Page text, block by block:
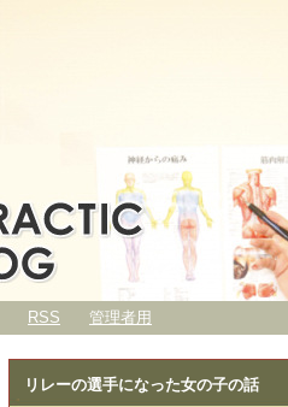
RSS 管理者用
リレーの選手になった女の子の話